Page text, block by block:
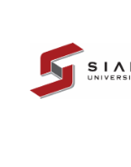
เนื้อหา